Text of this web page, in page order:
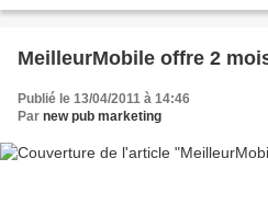
MeilleurMobile offre 2
Publié le 13/04/2011 à 14:46
Par new pub marketing